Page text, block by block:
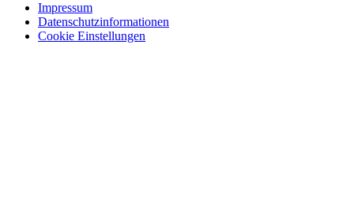
Impressum
Datenschutzinformationen
Cookie Einstellungen